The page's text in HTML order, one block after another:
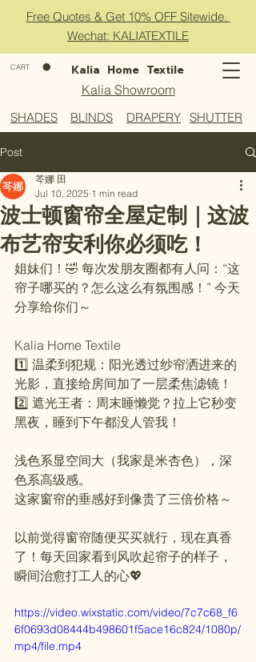
Free Quotes & Get 10% OFF Sitewide.
Wechat: KALIATEXTILE
CART Kalia Home Textile
Kalia Showroom
​SHADES ​BLINDS ​DRAPERY SHUTTER
Post
波士顿窗帘全屋定制｜这波
布艺帘安利你必须吃！
芩娜 田
Jul 10, 2025 1 min read
姐妹们！🤣 每次发朋友圈都有人问：“这
帘子哪买的？怎么这么有氛围感！” 今天
分享给你们～
Kalia Home Textile
1️⃣ 温柔到犯规：阳光透过纱帘洒进来的
光影，直接给房间加了一层柔焦滤镜！
2️⃣ 遮光王者：周末睡懒觉？拉上它秒变
黑夜，睡到下午都没人管我！
浅色系显空间大（我家是米杏色），深
色系高级感。
这家窗帘的垂感好到像贵了三倍价格～
以前觉得窗帘随便买买就行，现在真香
了！每天回家看到风吹起帘子的样子，
瞬间治愈打工人的心💖
https://video.wixstatic.com/video/7c7c68_f6
6f0693d08444b498601f5ace16c824/1080p/
mp4/file.mp4